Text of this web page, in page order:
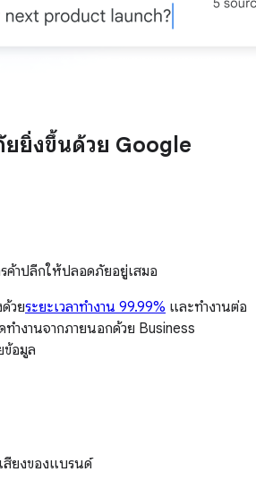
ยยิ่งขึ้นด้วย Google
ค้าปลีกให้ปลอดภัยอยู่เสมอ
วยระยะเวลาทำงาน 99.99% และทำงานต่อ
ำงานจากภายนอกด้วย Business
ข้อมูล
สียงของแบรนด์